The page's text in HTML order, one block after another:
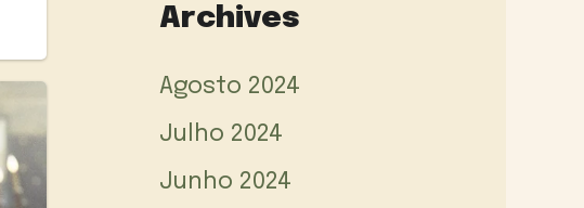
Archives
Agosto 2024
Julho 2024
Junho 2024